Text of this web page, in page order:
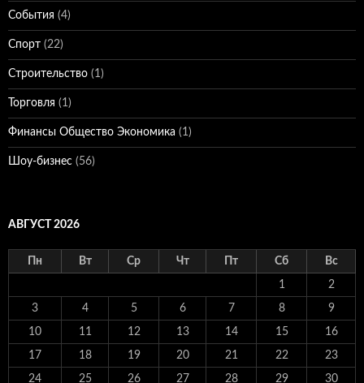
События (4)
Спорт (22)
Строительство (1)
Торговля (1)
Финансы Общество Экономика (1)
Шоу-бизнес (56)
АВГУСТ 2026
Пн Вт Ср Чт Пт Сб Вс
1 2
3 4 5 6 7 8 9
10 11 12 13 14 15 16
17 18 19 20 21 22 23
24 25 26 27 28 29 30